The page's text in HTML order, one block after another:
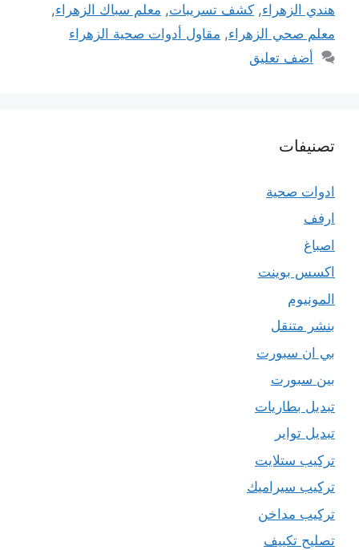
هندي الزهراء, كشف تسريبات, معلم سباك الزهراء,
معلم صحي الزهراء, مقاول أدوات صحية الزهراء
أضف تعليق
تصنيفات
ادوات صحية
ارفف
اصباغ
اكسس بوينت
المونيوم
بنشر متنقل
بي ان سبورت
بين سبورت
تبديل بطاريات
تبديل تواير
تركيب ستلايت
تركيب سيراميك
تركيب مداخن
تصليح تكييف